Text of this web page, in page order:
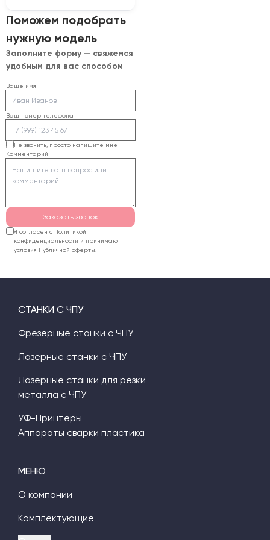
стола. Для серийной
оценивают систему
управления, вытяжку,
необходимость
дополнительных
головок или камеры.
Для подбора нужно
толщину материала,
размеры изделий,
требуемое рабочее
поле и планируемую
загрузку. Специалисты
сопоставят задачу с
моделями из каталога,
предложат
комплектацию и
рассчитают стоимость
поставки.
Поможем подобрать
нужную модель
Заполните форму — свяжемся
удобным для вас способом
Ваше имя
Ваш номер телефона
Не звонить, просто напишите мне
Комментарий
Заказать звонок
Я согласен с Политикой
конфиденциальности и принимаю
условия Публичной оферты.
МЕНЮ
О компании
Комплектующие
СТАНКИ С ЧПУ
Фрезерные станки с ЧПУ
Лазерные станки с ЧПУ
Лазерные станки для резки
металла с ЧПУ
УФ-Принтеры
Аппараты сварки пластика